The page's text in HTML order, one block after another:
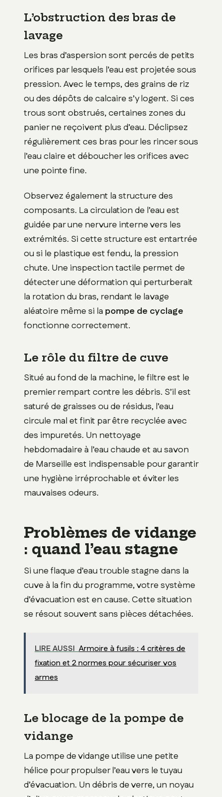
L’obstruction des bras de
lavage
Les bras d’aspersion sont percés de petits
orifices par lesquels l’eau est projetée sous
pression. Avec le temps, des grains de riz
ou des dépôts de calcaire s’y logent. Si ces
trous sont obstrués, certaines zones du
panier ne reçoivent plus d’eau. Déclipsez
régulièrement ces bras pour les rincer sous
l’eau claire et déboucher les orifices avec
une pointe fine.
Observez également la structure des
composants. La circulation de l’eau est
guidée par une nervure interne vers les
extrémités. Si cette structure est entartrée
ou si le plastique est fendu, la pression
chute. Une inspection tactile permet de
détecter une déformation qui perturberait
la rotation du bras, rendant le lavage
aléatoire même si la pompe de cyclage
fonctionne correctement.
Le rôle du filtre de cuve
Situé au fond de la machine, le filtre est le
premier rempart contre les débris. S’il est
saturé de graisses ou de résidus, l’eau
circule mal et finit par être recyclée avec
des impuretés. Un nettoyage
hebdomadaire à l’eau chaude et au savon
de Marseille est indispensable pour garantir
une hygiène irréprochable et éviter les
mauvaises odeurs.
Problèmes de vidange
: quand l’eau stagne
Si une flaque d’eau trouble stagne dans la
cuve à la fin du programme, votre système
d’évacuation est en cause. Cette situation
se résout souvent sans pièces détachées.
LIRE AUSSI Armoire à fusils : 4 critères de
fixation et 2 normes pour sécuriser vos
armes
Le blocage de la pompe de
vidange
La pompe de vidange utilise une petite
hélice pour propulser l’eau vers le tuyau
d’évacuation. Un débris de verre, un noyau